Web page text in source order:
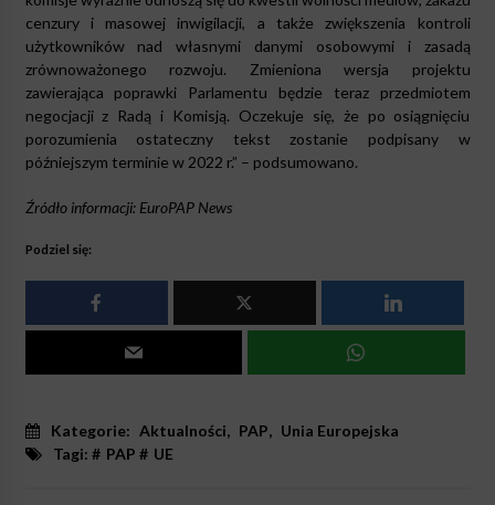
cenzury i masowej inwigilacji, a także zwiększenia kontroli
użytkowników nad własnymi danymi osobowymi i zasadą
zrównoważonego rozwoju. Zmieniona wersja projektu
zawierająca poprawki Parlamentu będzie teraz przedmiotem
negocjacji z Radą i Komisją. Oczekuje się, że po osiągnięciu
porozumienia ostateczny tekst zostanie podpisany w
późniejszym terminie w 2022 r.” – podsumowano.
Źródło informacji: EuroPAP News
Podziel się:
Kategorie: Aktualności, PAP, Unia Europejska
Tagi: # PAP # UE